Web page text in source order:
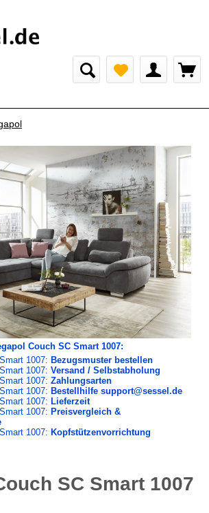
Couch SC Smart 1007:
1007: Bezugsmuster bestellen
1007: Versand / Selbstabholung
1007: Zahlungsarten
1007: Bestellhilfe support@sessel.de
1007: Lieferzeit
1007: Preisvergleich &
1007: Kopfstützenvorrichtung
SC Smart 1007